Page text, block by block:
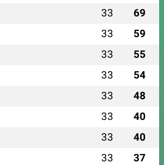
33 69
33 59
33 55
33 54
33 48
33 40
33 40
33 37